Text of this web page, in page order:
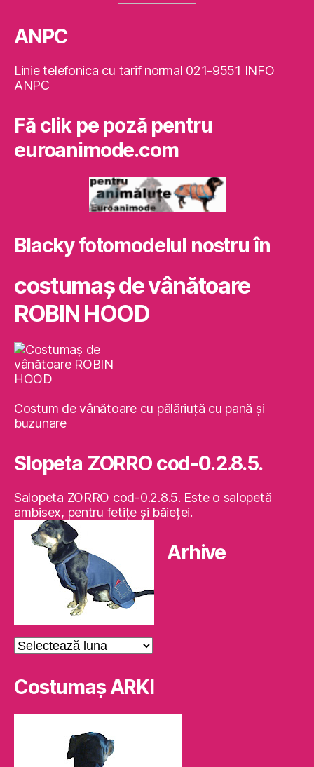
ANPC
Linie telefonica cu tarif normal 021-9551 INFO
ANPC
Fă clik pe poză pentru
euroanimode.com
Blacky fotomodelul nostru în
costumaş de vânătoare
ROBIN HOOD
Costum de vânătoare cu pălăriuţă cu pană şi
buzunare
Slopeta ZORRO cod-0.2.8.5.
Salopeta ZORRO cod-0.2.8.5. Este o salopetă
ambisex, pentru fetiţe şi băieţei.
Arhive
Arhive
Costumaş ARKI